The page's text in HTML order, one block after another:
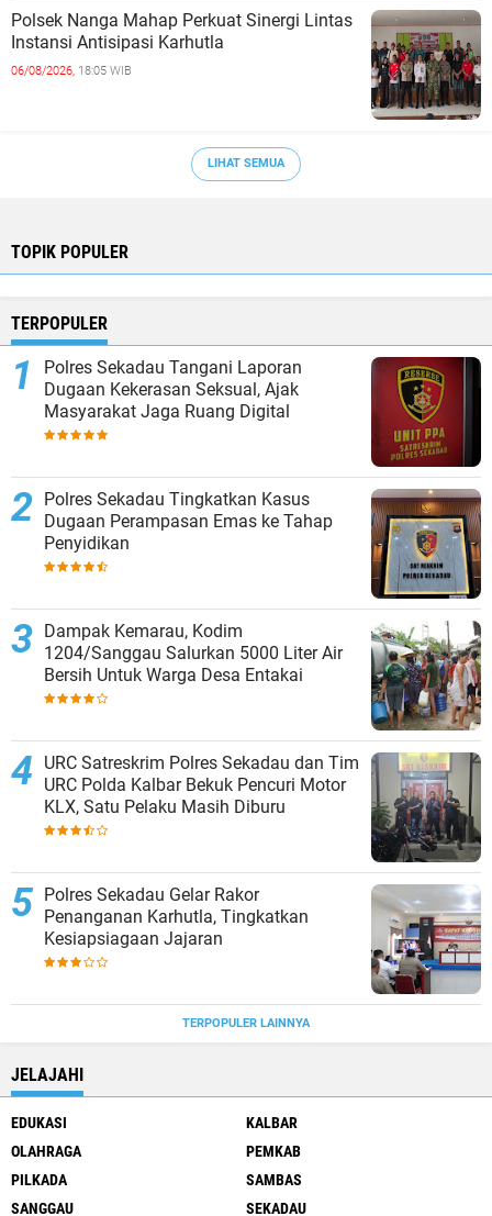
Polsek Nanga Mahap Perkuat Sinergi Lintas
Instansi Antisipasi Karhutla
06/08/2026, 18:05 WIB
LIHAT SEMUA
TOPIK POPULER
TERPOPULER
Polres Sekadau Tangani Laporan
Dugaan Kekerasan Seksual, Ajak
Masyarakat Jaga Ruang Digital
Polres Sekadau Tingkatkan Kasus
Dugaan Perampasan Emas ke Tahap
Penyidikan
Dampak Kemarau, Kodim
1204/Sanggau Salurkan 5000 Liter Air
Bersih Untuk Warga Desa Entakai
URC Satreskrim Polres Sekadau dan Tim
URC Polda Kalbar Bekuk Pencuri Motor
KLX, Satu Pelaku Masih Diburu
Polres Sekadau Gelar Rakor
Penanganan Karhutla, Tingkatkan
Kesiapsiagaan Jajaran
TERPOPULER LAINNYA
JELAJAHI
EDUKASI
KALBAR
OLAHRAGA
PEMKAB
PILKADA
SAMBAS
SANGGAU
SEKADAU